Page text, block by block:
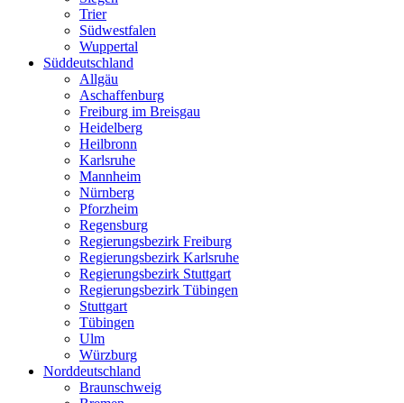
Trier
Südwestfalen
Wuppertal
Süddeutschland
Allgäu
Aschaffenburg
Freiburg im Breisgau
Heidelberg
Heilbronn
Karlsruhe
Mannheim
Nürnberg
Pforzheim
Regensburg
Regierungsbezirk Freiburg
Regierungsbezirk Karlsruhe
Regierungsbezirk Stuttgart
Regierungsbezirk Tübingen
Stuttgart
Tübingen
Ulm
Würzburg
Norddeutschland
Braunschweig